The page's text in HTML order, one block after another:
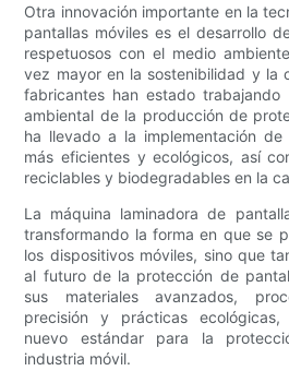
Otra innovación importante en la
pantallas móviles es el desarrollo
respetuosos con el medio
vez mayor en la sostenibilidad y la
fabricantes han estado
ambiental de la producción de
ha llevado a la implementación de
más eficientes y ecológicos, así
reciclables y biodegradables en la
La máquina laminadora de
transformando la forma en que se
los dispositivos móviles, sino que
al futuro de la protección de
sus materiales avanzados,
precisión y prácticas
nuevo estándar para la
industria móvil.